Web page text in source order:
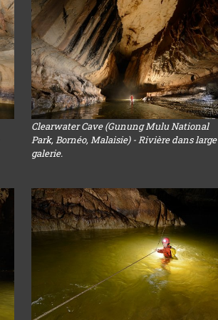
Clearwater Cave (Gunung Mulu National
Park, Bornéo, Malaisie) - Rivière dans large
galerie.